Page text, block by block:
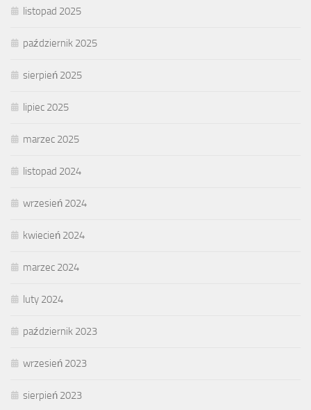
listopad 2025
październik 2025
sierpień 2025
lipiec 2025
marzec 2025
listopad 2024
wrzesień 2024
kwiecień 2024
marzec 2024
luty 2024
październik 2023
wrzesień 2023
sierpień 2023